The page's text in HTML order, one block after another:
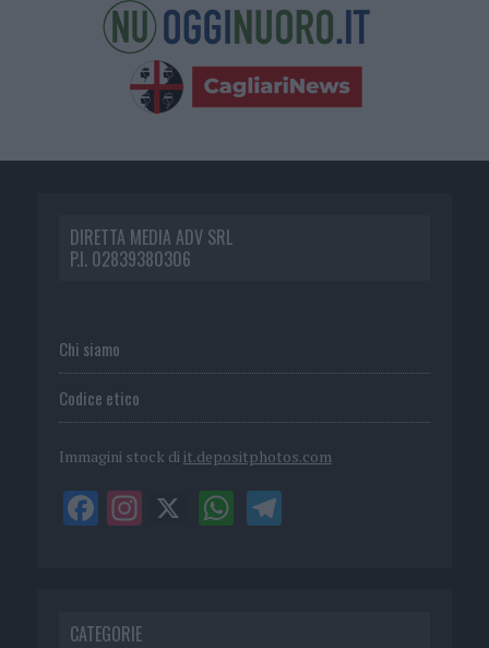
DIRETTA MEDIA ADV SRL
P.I. 02839380306
Chi siamo
Codice etico
Immagini stock di it.depositphotos.com
CATEGORIE